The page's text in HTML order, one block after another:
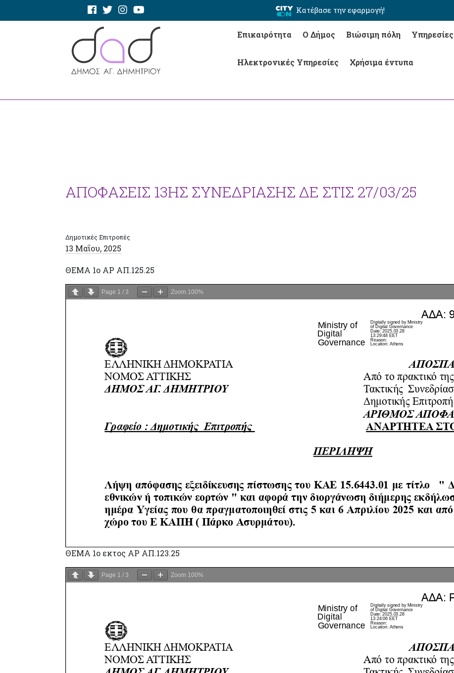
Κατέβασε την εφαρμογή!
Επικαιρότητα Ο Δήμος Βιώσιμη πόλη Υπηρεσίες
Ηλεκτρονικές Υπηρεσίες Χρήσιμα έντυπα
ΑΠΟΦΑΣΕΙΣ 13ΗΣ ΣΥΝΕΔΡΙΑΣΗΣ ΔΕ ΣΤΙΣ 27/03/25
Δημοτικές Επιτροπές
13 Μαΐου, 2025
ΘΕΜΑ 1ο ΑΡ ΑΠ.125.25
Page 1 / 3 Zoom 100%
ΘΕΜΑ 1ο εκτος ΑΡ ΑΠ.123.25
Page 1 / 3 Zoom 100%